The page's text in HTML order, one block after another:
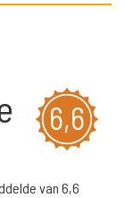
6,6
van 6,6